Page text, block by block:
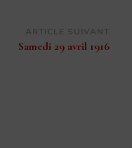
Samedi 29 avril 1916